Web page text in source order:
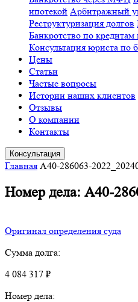
ипотекой Арбитражный
Реструктуризация долгов
Банкротство по
Консультация юриста по
Цены
Статьи
Частые вопросы
Истории наших клиентов
Отзывы
О компании
Контакты
Консультация
Главная A40-286063-
Номер дела: A40-
Оригинал определения суда
Сумма долга:
4 084 317 ₽
Номер дела: